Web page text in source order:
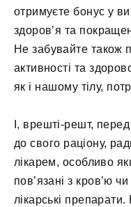
отримуєте бонус у
здоров’я та
Не забувайте також
активності та
як і нашому тілу,
І, врешті-решт,
до свого раціону,
лікарем, особливо
пов’язані з кров’ю
лікарські